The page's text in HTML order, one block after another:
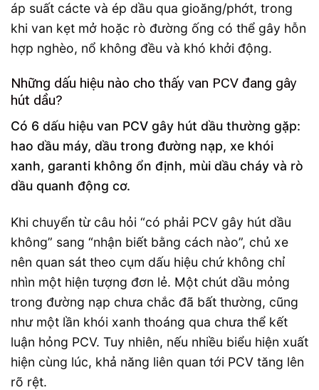
áp suất cácte và ép dầu qua gioăng/phớt, trong
khi van kẹt mở hoặc rò đường ống có thể gây hỗn
hợp nghèo, nổ không đều và khó khởi động.
Những dấu hiệu nào cho thấy van PCV đang gây
hút dầu?
Có 6 dấu hiệu van PCV gây hút dầu thường gặp:
hao dầu máy, dầu trong đường nạp, xe khói
xanh, garanti không ổn định, mùi dầu cháy và rò
dầu quanh động cơ.
Khi chuyển từ câu hỏi “có phải PCV gây hút dầu
không” sang “nhận biết bằng cách nào”, chủ xe
nên quan sát theo cụm dấu hiệu chứ không chỉ
nhìn một hiện tượng đơn lẻ. Một chút dầu mỏng
trong đường nạp chưa chắc đã bất thường, cũng
như một lần khói xanh thoáng qua chưa thể kết
luận hỏng PCV. Tuy nhiên, nếu nhiều biểu hiện xuất
hiện cùng lúc, khả năng liên quan tới PCV tăng lên
rõ rệt.